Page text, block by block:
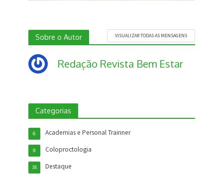
Sobre o Autor VISUALIZAR TODAS AS MENSAGENS
Redação Revista Bem Estar
Categorias
Academias e Personal Trainner
6
Coloproctologia
9
Destaque
35